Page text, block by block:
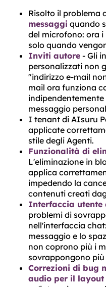
Risolto il problema
messaggi quando
del microfono: ora
solo quando
Inviti autore - Gli
personalizzati non
"indirizzo e-mail
mail ora funziona
messaggio
I tenant di AIsuru
applicate
stile degli Agenti.
Funzionalità di
L'eliminazione in
applica
impedendo la
contenuti creati
Interfaccia utente
problemi di
nell'interfaccia
messaggio e lo
non coprono più i
sovrappongono
Correzioni di bug
audio per il layout